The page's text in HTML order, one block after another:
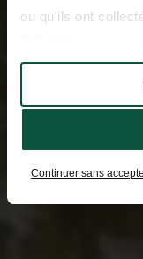
ou qu'ils ont
Continuer sans